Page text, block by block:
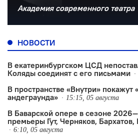
Академия современного театра
НОВОСТИ
В екатеринбургском ЦСД
Коляды соединят с его письмами
В пространстве «Внутри» покажут
андеграунда»
15:15, 05 августа
В Баварской опере в сезоне
премьеры Гут, Черняков, Бархатов,
6:10, 05 августа